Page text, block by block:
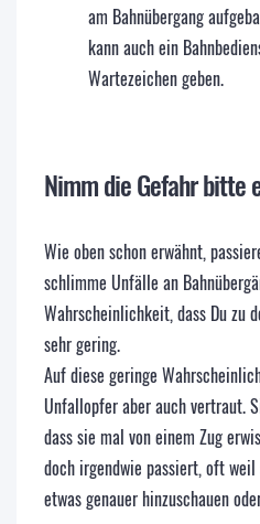
am Bahnübergang
kann auch ein
Wartezeichen geben.
Nimm die Gefahr bitte
Wie oben schon erwähnt,
schlimme Unfälle an
Wahrscheinlichkeit, dass Du zu
sehr gering.
Auf diese geringe
Unfallopfer aber auch vertraut.
dass sie mal von einem Zug
doch irgendwie passiert, oft
etwas genauer hinzuschauen